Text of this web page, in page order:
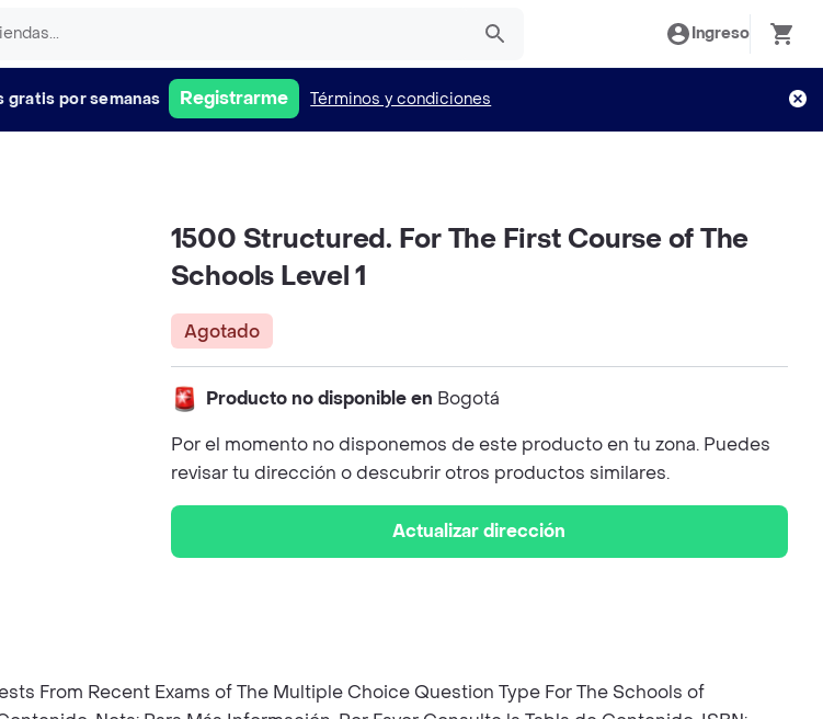
Ingreso
gratis por semanas Registrarme Términos y condiciones
1500 Structured. For The First Course of The
Schools Level 1
Agotado
Producto no disponible en Bogotá
Por el momento no disponemos de este producto en tu zona. Puedes
revisar tu dirección o descubrir otros productos similares.
Actualizar dirección
From Recent Exams of The Multiple Choice Question Type For The Schools of